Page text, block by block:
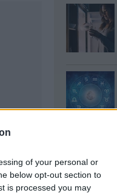
of your personal or
below opt-out section to
is processed you may